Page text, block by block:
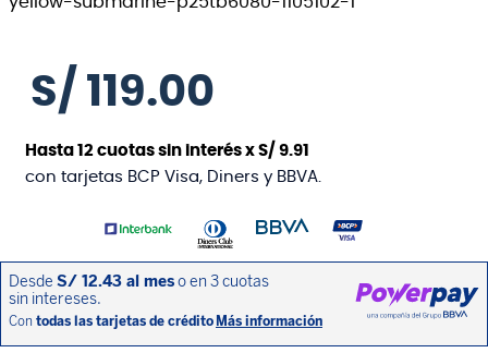
S/ 119.00
Hasta12 cuotas sin interés xS/ 9.91
con tarjetas BCP Visa, Diners y BBVA.